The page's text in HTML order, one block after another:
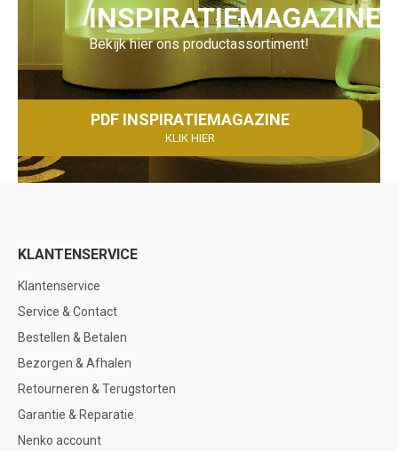
INSPIRATIEMAGAZINE
Bekijk hier ons productassortiment!
PDF INSPIRATIEMAGAZINE
KLIK HIER
KLANTENSERVICE
Klantenservice
Service & Contact
Bestellen & Betalen
Bezorgen & Afhalen
Retourneren & Terugstorten
Garantie & Reparatie
Nenko account